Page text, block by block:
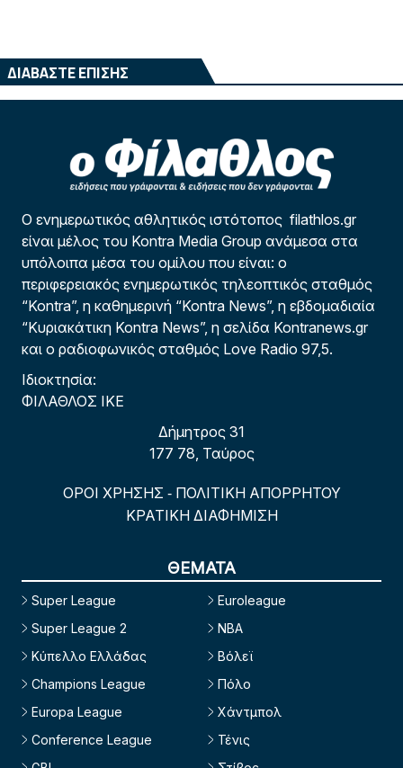
ΔΙΑΒΑΣΤΕ ΕΠΙΣΗΣ
Ο ενημερωτικός αθλητικός ιστότοπος filathlos.gr
είναι μέλος του Kontra Media Group ανάμεσα στα
υπόλοιπα μέσα του ομίλου που είναι: ο
περιφερειακός ενημερωτικός τηλεοπτικός σταθμός
“Kontra”, η καθημερινή “Kontra News”, η εβδομαδιαία
“Κυριακάτικη Kontra News”, η σελίδα Kontranews.gr
και ο ραδιοφωνικός σταθμός Love Radio 97,5.
Ιδιοκτησία:
ΦΙΛΑΘΛΟΣ ΙΚΕ
Δήμητρος 31
177 78, Ταύρος
ΟΡΟΙ ΧΡΗΣΗΣ - ΠΟΛΙΤΙΚΗ ΑΠΟΡΡΗΤΟΥ
ΚΡΑΤΙΚΗ ΔΙΑΦΗΜΙΣΗ
ΘΕΜΑΤΑ
Super League
Super League 2
Κύπελλο Ελλάδας
Champions League
Europa League
Conference League
Euroleague
NBA
Βόλεϊ
Πόλο
Χάντμπολ
Τένις